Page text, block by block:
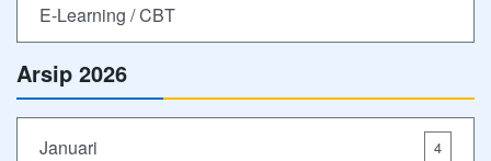
E-Learning / CBT
Arsip 2026
Januari 4